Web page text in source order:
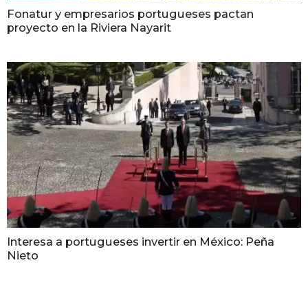
Fonatur y empresarios portugueses pactan
proyecto en la Riviera Nayarit
Interesa a portugueses invertir en México: Peña
Nieto